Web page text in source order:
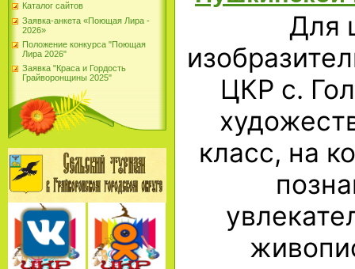
Каталог сайтов
Заявка-анкета «Поющая Лира -
2026»
Положение конкурса "Поющая
Лира 2026"
Заявка "Краса и Гордость
Грайворонщины 2025"
Для
ЦКР с.
класс, на